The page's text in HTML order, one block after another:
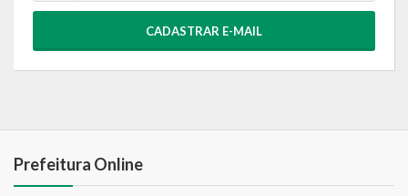
CADASTRAR E-MAIL
Prefeitura Online